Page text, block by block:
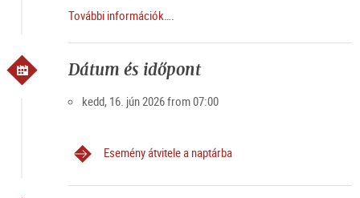
Zöldpiacot. Amikor a piac standjai reggel 6-kor megnyitják
kapuikat és a város fokozatosan felébred, a Zöldpiac
különösen nagy látogatottságnak örvend. A látogatók és a
helyiek is értékelik a piac kellemes légkörét. Főleg hétvégén a
Specialitások: Mezőgazdasági termékek, kenyér,
További információk….
Dátum és időpont
kedd, 16. jún 2026 from 07:00
Esemény átvitele a naptárba